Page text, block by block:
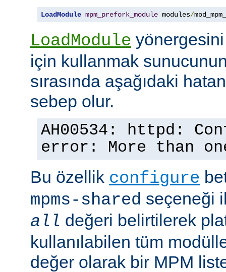
LoadModule mpm_prefork_module modules/
LoadModule
için kullanmak
sırasında aşağıdaki
sebep olur.
AH00534: httpd:
error: More than
Bu özellik configure
mpms-shared seçeneği
all değeri belirtilerek
kullanılabilen tüm
değer olarak bir MPM